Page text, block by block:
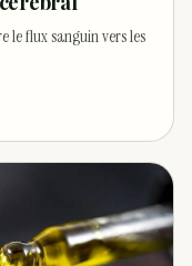
le flux sanguin vers les